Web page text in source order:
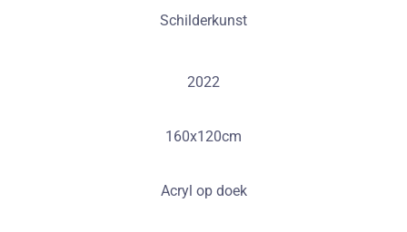
Schilderkunst
2022
160x120cm
Acryl op doek